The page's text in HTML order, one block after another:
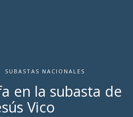
SUBASTAS NACIONALES
en la subasta de
Vico